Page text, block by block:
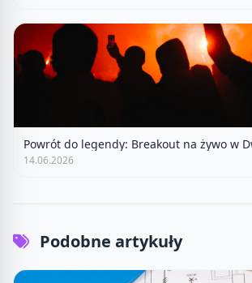
Powrót do legendy: Breakout na żywo w
14.06.2026
Podobne artykuły